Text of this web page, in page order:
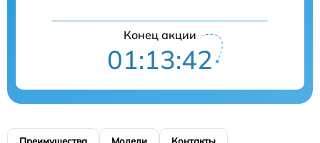
Конец акции
01:13:41